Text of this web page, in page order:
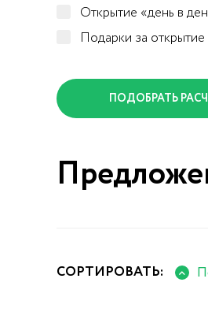
Открытие «день в
Подарки за открытие
СОРТИРОВАТЬ: